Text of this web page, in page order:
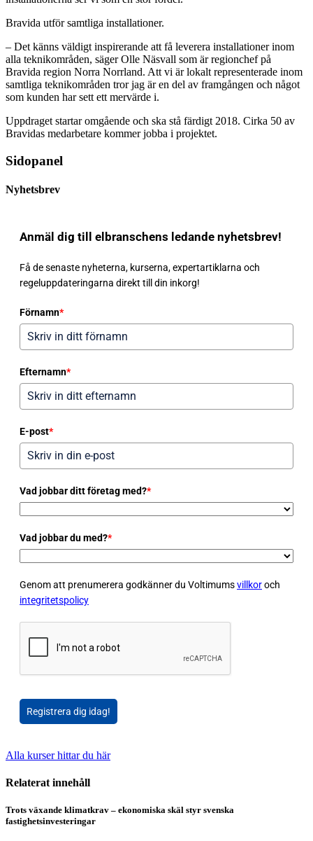
Bravida utför samtliga installationer.
– Det känns väldigt inspirerande att få leverera installationer inom
alla teknikområden, säger Olle Näsvall som är regionchef på
Bravida region Norra Norrland. Att vi är lokalt representerade inom
samtliga teknikområden tror jag är en del av framgången och något
som kunden har sett ett mervärde i.
Uppdraget startar omgående och ska stå färdigt 2018. Cirka 50 av
Bravidas medarbetare kommer jobba i projektet.
Sidopanel
Nyhetsbrev
Anmäl dig till elbranschens ledande nyhetsbrev!
Få de senaste nyheterna, kurserna, expertartiklarna och
regeluppdateringarna direkt till din inkorg!
Förnamn*
Efternamn*
E-post*
Vad jobbar ditt företag med?*
Vad jobbar du med?*
Genom att prenumerera godkänner du Voltimumsvillkoroch
integritetspolicy
Registrera dig idag!
Alla kurser hittar du här
Relaterat innehåll
Trots växande klimatkrav – ekonomiska skäl styr svenska
fastighetsinvesteringar